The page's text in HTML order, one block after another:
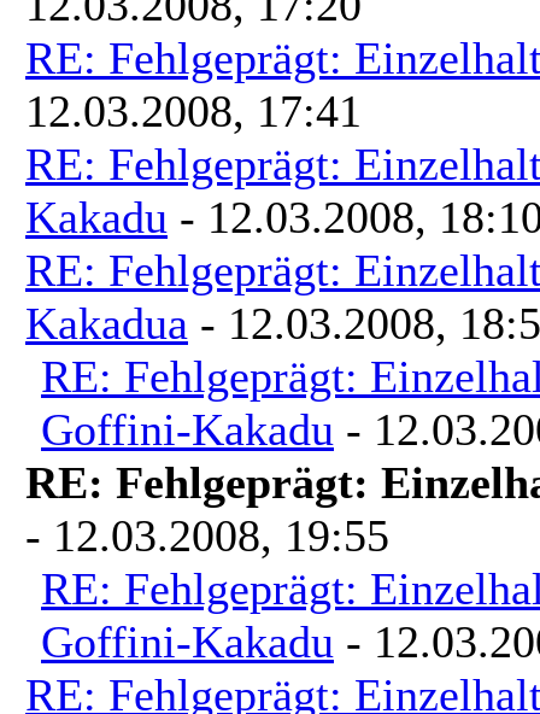
RE: Fehlgeprägt:
12.03.2008, 17:41
RE: Fehlgeprägt:
Kakadu - 12.03.2008,
RE: Fehlgeprägt:
Kakadua - 12.03.2008,
RE: Fehlgeprägt:
Goffini-Kakadu -
RE: Fehlgeprägt:
- 12.03.2008, 19:55
RE: Fehlgeprägt:
Goffini-Kakadu -
RE: Fehlgeprägt: